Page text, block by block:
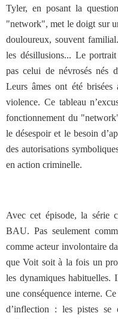
Tyler, en posant la
"network", met le doigt sur
douloureux, souvent
les désillusions... Le
pas celui de névrosés nés
Leurs âmes ont été brisées
violence. Ce tableau
fonctionnement du
le désespoir et le besoin
des autorisations
en action criminelle.
Avec cet épisode, la série
BAU. Pas seulement
comme acteur involontaire
que Voit soit à la fois un
les dynamiques habituelles.
une conséquence interne.
d’inflection : les pistes se